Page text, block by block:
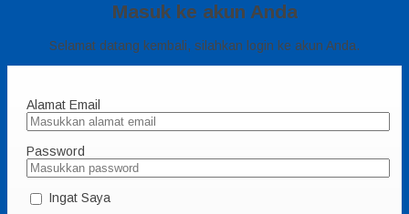
Masuk ke akun Anda
Selamat datang kembali, silahkan login ke akun Anda.
Alamat Email
Password
Ingat Saya